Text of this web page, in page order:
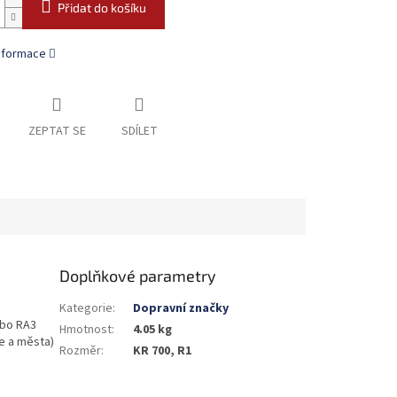
Přidat do košíku
ZEPTAT SE SDÍLET
RA3
a města)
Doplňkové parametry
Kategorie:
Dopravní značky
Hmotnost:
4.05 kg
Rozměr: KR 700, R1